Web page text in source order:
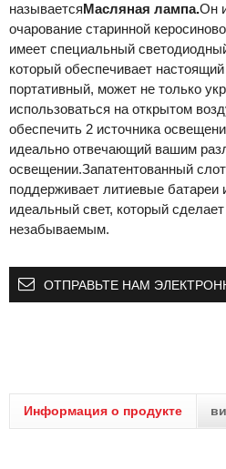
называетсяМасляная лампа.Он
очарование старинной
имеет специальный
который обеспечивает
портативный, может не только
использоваться на открытом
обеспечить 2 источника
идеально отвечающий вашим
освещении.Запатентованный
поддерживает литиевые
идеальный свет, который
незабываемым.
ОТПРАВЬТЕ НАМ
Информация о продукте